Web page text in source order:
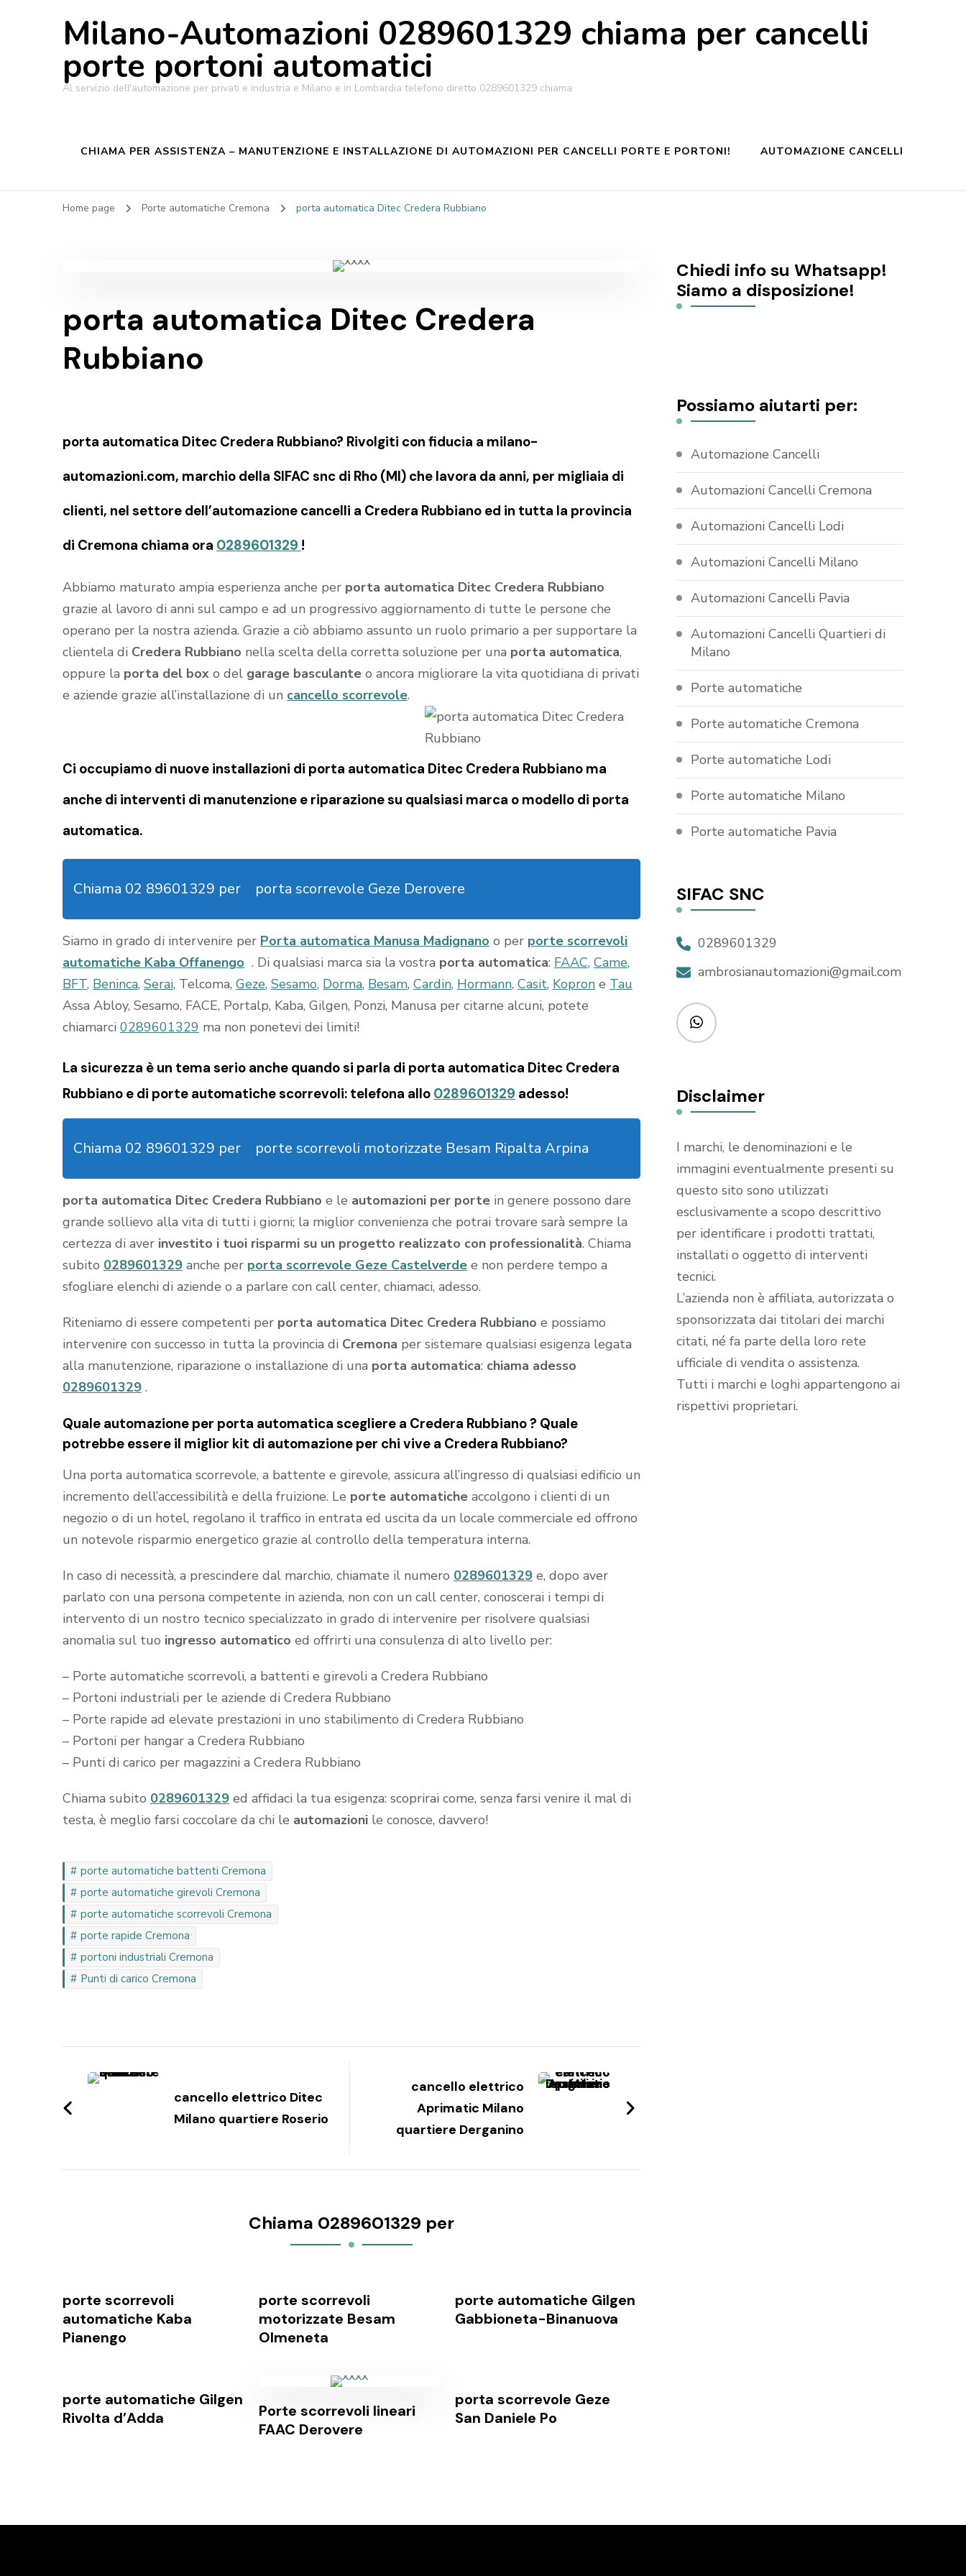
Milano-Automazioni 0289601329 chiama per cancelli
porte portoni automatici
Al servizio dell'automazione per privati e industria e Milano e in Lombardia telefono diretto 0289601329 chiama
CHIAMA PER ASSISTENZA – MANUTENZIONE E INSTALLAZIONE DI AUTOMAZIONI PER CANCELLI PORTE E PORTONI! AUTOMAZIONE CANCELLI
Home page Porte automatiche Cremona porta automatica Ditec Credera Rubbiano
porta automatica Ditec Credera
Rubbiano
porta automatica Ditec Credera Rubbiano? Rivolgiti con fiducia a milano-
automazioni.com, marchio della SIFAC snc di Rho (MI) che lavora da anni, per migliaia di
clienti, nel settore dell’automazione cancelli a Credera Rubbiano ed in tutta la provincia
di Cremona chiama ora 0289601329 !
Abbiamo maturato ampia esperienza anche per porta automatica Ditec Credera Rubbiano
grazie al lavoro di anni sul campo e ad un progressivo aggiornamento di tutte le persone che
operano per la nostra azienda. Grazie a ciò abbiamo assunto un ruolo primario a per supportare la
clientela di Credera Rubbiano nella scelta della corretta soluzione per una porta automatica,
oppure la porta del box o del garage basculante o ancora migliorare la vita quotidiana di privati
e aziende grazie all’installazione di un cancello scorrevole.
Ci occupiamo di nuove installazioni di porta automatica Ditec Credera Rubbiano ma
anche di interventi di manutenzione e riparazione su qualsiasi marca o modello di porta
automatica.
Chiama 02 89601329 per porta scorrevole Geze Derovere
Siamo in grado di intervenire per Porta automatica Manusa Madignano o per porte scorrevoli
automatiche Kaba Offanengo . Di qualsiasi marca sia la vostra porta automatica: FAAC, Came,
BFT, Beninca, Serai, Telcoma, Geze, Sesamo, Dorma, Besam, Cardin, Hormann, Casit, Kopron e Tau
Assa Abloy, Sesamo, FACE, Portalp, Kaba, Gilgen, Ponzi, Manusa per citarne alcuni, potete
chiamarci 0289601329 ma non ponetevi dei limiti!
La sicurezza è un tema serio anche quando si parla di porta automatica Ditec Credera
Rubbiano e di porte automatiche scorrevoli: telefona allo 0289601329 adesso!
Chiama 02 89601329 per porte scorrevoli motorizzate Besam Ripalta Arpina
porta automatica Ditec Credera Rubbiano e le automazioni per porte in genere possono dare
grande sollievo alla vita di tutti i giorni; la miglior convenienza che potrai trovare sarà sempre la
certezza di aver investito i tuoi risparmi su un progetto realizzato con professionalità. Chiama
subito 0289601329 anche per porta scorrevole Geze Castelverde e non perdere tempo a
sfogliare elenchi di aziende o a parlare con call center, chiamaci, adesso.
Riteniamo di essere competenti per porta automatica Ditec Credera Rubbiano e possiamo
intervenire con successo in tutta la provincia di Cremona per sistemare qualsiasi esigenza legata
alla manutenzione, riparazione o installazione di una porta automatica: chiama adesso
0289601329 .
Quale automazione per porta automatica scegliere a Credera Rubbiano ? Quale
potrebbe essere il miglior kit di automazione per chi vive a Credera Rubbiano?
Una porta automatica scorrevole, a battente e girevole, assicura all’ingresso di qualsiasi edificio un
incremento dell’accessibilità e della fruizione. Le porte automatiche accolgono i clienti di un
negozio o di un hotel, regolano il traffico in entrata ed uscita da un locale commerciale ed offrono
un notevole risparmio energetico grazie al controllo della temperatura interna.
In caso di necessità, a prescindere dal marchio, chiamate il numero 0289601329 e, dopo aver
parlato con una persona competente in azienda, non con un call center, conoscerai i tempi di
intervento di un nostro tecnico specializzato in grado di intervenire per risolvere qualsiasi
anomalia sul tuo ingresso automatico ed offrirti una consulenza di alto livello per:
– Porte automatiche scorrevoli, a battenti e girevoli a Credera Rubbiano
– Portoni industriali per le aziende di Credera Rubbiano
– Porte rapide ad elevate prestazioni in uno stabilimento di Credera Rubbiano
– Portoni per hangar a Credera Rubbiano
– Punti di carico per magazzini a Credera Rubbiano
Chiama subito 0289601329 ed affidaci la tua esigenza: scoprirai come, senza farsi venire il mal di
testa, è meglio farsi coccolare da chi le automazioni le conosce, davvero!
porte automatiche battenti Cremona
porte automatiche girevoli Cremona
porte automatiche scorrevoli Cremona
porte rapide Cremona
portoni industriali Cremona
Punti di carico Cremona
articoli
cancello elettrico Ditec
Milano quartiere Roserio
cancello elettrico
Aprimatic Milano
quartiere Derganino
Chiama 0289601329 per
porte scorrevoli
automatiche Kaba
Pianengo
porte scorrevoli
motorizzate Besam
Olmeneta
porte automatiche Gilgen
Gabbioneta-Binanuova
porte automatiche Gilgen
Rivolta d’Adda
Porte scorrevoli lineari
FAAC Derovere
porta scorrevole Geze
San Daniele Po
Chiedi info su Whatsapp!
Siamo a disposizione!
Possiamo aiutarti per:
Automazione Cancelli
Automazioni Cancelli Cremona
Automazioni Cancelli Lodi
Automazioni Cancelli Milano
Automazioni Cancelli Pavia
Automazioni Cancelli Quartieri di
Milano
Porte automatiche
Porte automatiche Cremona
Porte automatiche Lodi
Porte automatiche Milano
Porte automatiche Pavia
SIFAC SNC
0289601329
ambrosianautomazioni@gmail.com
Disclaimer
I marchi, le denominazioni e le
immagini eventualmente presenti su
questo sito sono utilizzati
esclusivamente a scopo descrittivo
per identificare i prodotti trattati,
installati o oggetto di interventi
tecnici.
L’azienda non è affiliata, autorizzata o
sponsorizzata dai titolari dei marchi
citati, né fa parte della loro rete
ufficiale di vendita o assistenza.
Tutti i marchi e loghi appartengono ai
rispettivi proprietari.